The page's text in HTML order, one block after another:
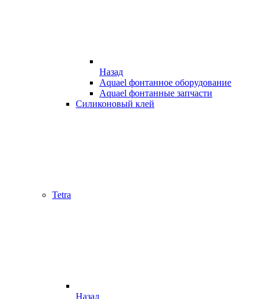
Назад
Aquael фонтанное оборудование
Aquael фонтанные запчасти
Силиконовый клей
Tetra
Назад